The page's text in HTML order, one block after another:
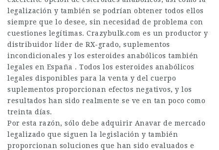
legalización y también se podrían obtener todos ellos
siempre que lo desee, sin necesidad de problema con
cuestiones legítimas. Crazybulk.com es un productor y
distribuidor líder de RX-grado, suplementos
incondicionales y los esteroides anabólicos también
legales en España . Todos los esteroides anabólicos
legales disponibles para la venta y del cuerpo
suplementos proporcionan efectos negativos, y los
resultados han sido realmente se ve en tan poco como
treinta días.
Por esta razón, sólo debe adquirir Anavar de mercado
legalizado que siguen la legislación y también
proporcionan soluciones que han sido evaluados e